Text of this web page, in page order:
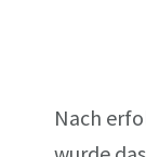
Nach